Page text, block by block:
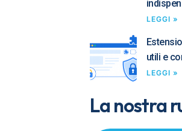
LEGGI »
utili e
LEGGI »
La nostra